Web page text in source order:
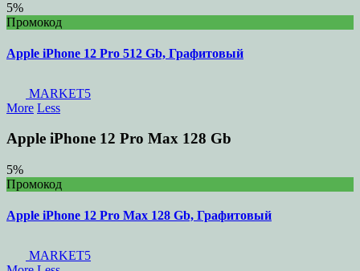
5%
Промокод
Apple iPhone 12 Pro 512 Gb, Графитовый
MARKET5
More Less
Apple iPhone 12 Pro Max 128 Gb
5%
Промокод
Apple iPhone 12 Pro Max 128 Gb, Графитовый
MARKET5